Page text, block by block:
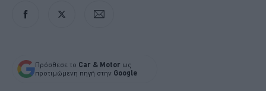
Πρόσθεσε το Car & Motor ως
προτιμώμενη πηγή στην Google